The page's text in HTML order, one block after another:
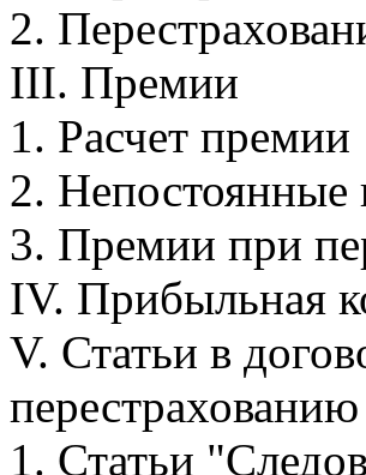
2.
III. Премии
1. Расчет премии
2.
3. Премии при
IV. Прибыльная
V. Статьи в
перестрахованию
1. Статьи